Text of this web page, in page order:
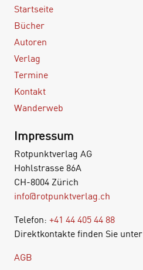
Startseite
Bücher
Autoren
Verlag
Termine
Kontakt
Wanderweb
Impressum
Rotpunktverlag AG
Hohlstrasse 86A
CH-8004 Zürich
info@rotpunktverlag.ch
Telefon: +41 44 405 44 88
Direktkontakte finden Sie unter
AGB